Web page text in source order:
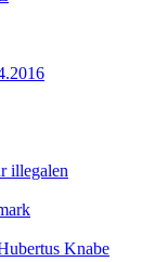
illegalen
Knabe